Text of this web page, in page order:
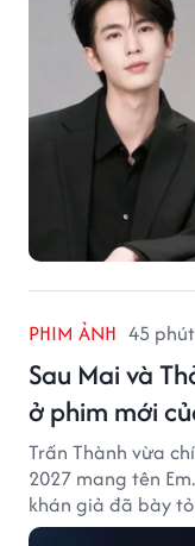
PHIM ẢNH 45
Sau Mai và
ở phim mới
Trấn Thành vừa
2027 mang tên
khán giả đã bày
vào bộ phim mới